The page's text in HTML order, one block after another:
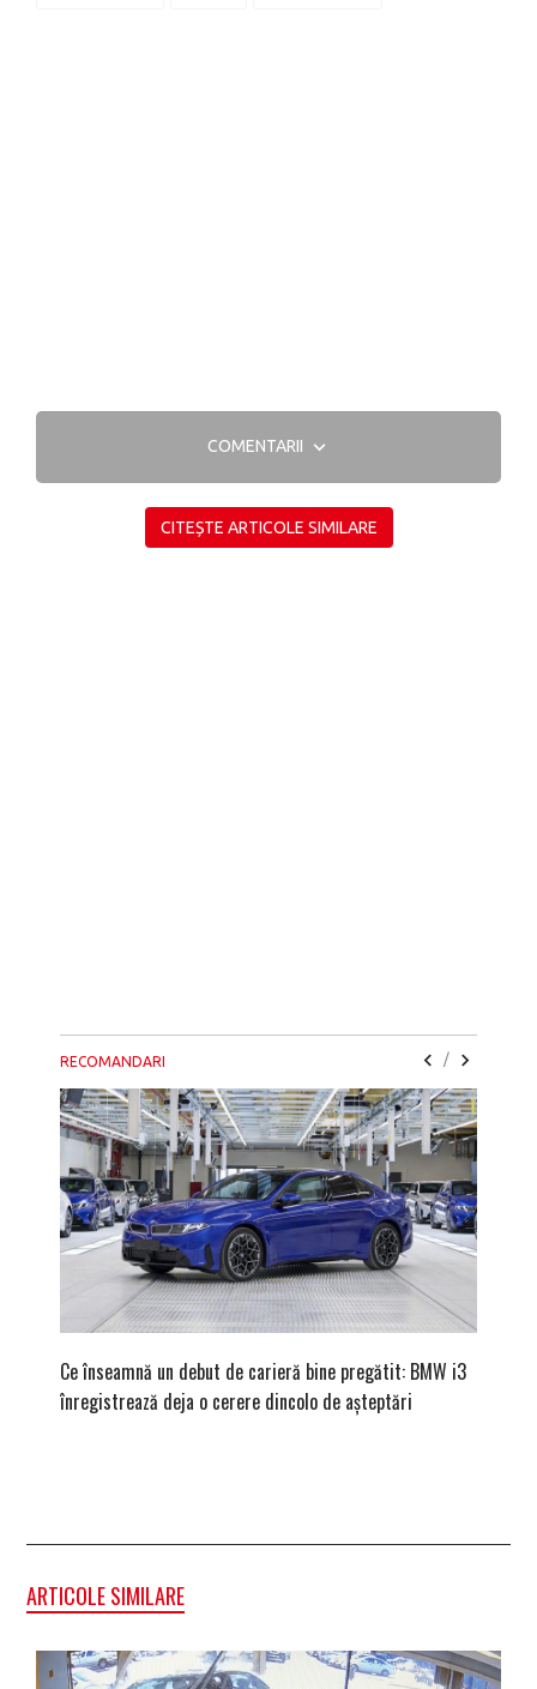
COMENTARII
CITEȘTE ARTICOLE SIMILARE
RECOMANDARI /
Ce înseamnă un debut de carieră bine pregătit: BMW i3
înregistrează deja o cerere dincolo de așteptări
ARTICOLE SIMILARE